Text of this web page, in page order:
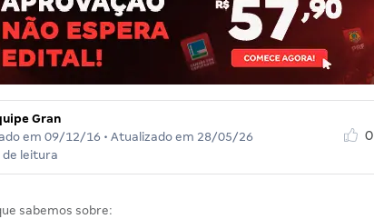
Gran
em 09/12/16 • Atualizado em 28/05/26
de leitura
0
sabemos sobre: